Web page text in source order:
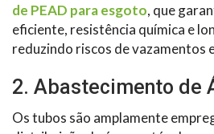
de PEAD para esgoto, que
eficiente, resistência química e
reduzindo riscos de vazamentos
2. Abastecimento de
Os tubos são amplamente